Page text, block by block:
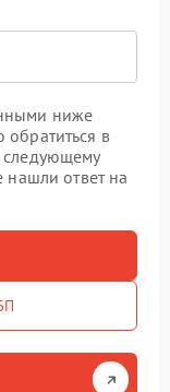
ниже
в
следующему
нашли ответ на